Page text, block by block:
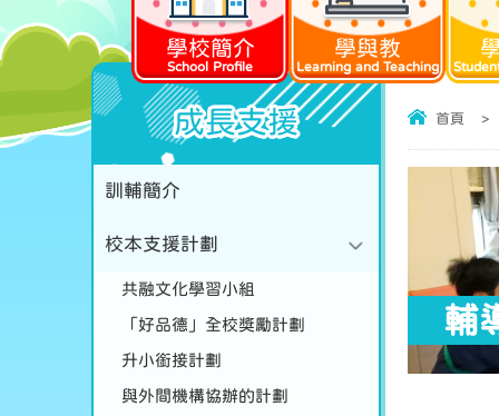
學校簡介
School Profile
學與教
Learning and Teaching
首頁 >
輔
成長支援
訓輔簡介
校本支援計劃
共融文化學習小組
「好品德」全校獎勵計劃
升小銜接計劃
與外間機構協辦的計劃